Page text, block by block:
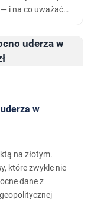
— i na co uważać
w
na złotym.
które zwykle nie
dane z